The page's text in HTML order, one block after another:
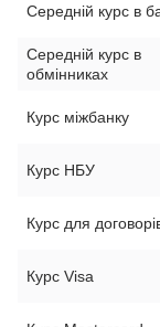
Середній курс в
Середній курс в
обмінниках
Курс міжбанку
Курс НБУ
Курс для
Курс Visa